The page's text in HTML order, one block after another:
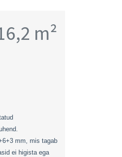
m²
mm, mis tagab
ei higista ega